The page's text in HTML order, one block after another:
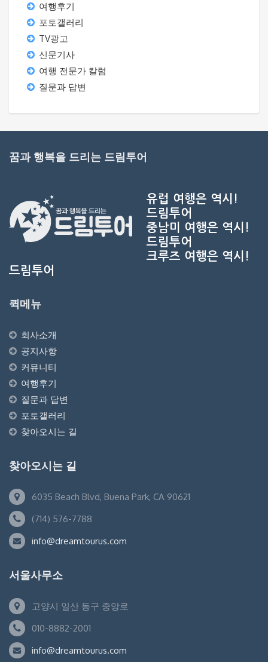
여행후기
포토갤러리
TV광고
신문기사
여행 전문가 칼럼
질문과 답변
꿈과 행복을 드리는 드림투어
유럽 여행은 역시!
드림투어
중남미 여행은 역시!
드림투어
크루즈 여행은 역시!
드림투어
퀵메뉴
회사소개
공지사항
커뮤니티
여행후기
질문과 답변
포토갤러리
찾아오시는 길
찾아오시는 길
6035 Beach Blvd, Buena Park, CA 90621
(714) 576-7788
info@dreamtourus.com
서울사무소
고양시 일산 동구 중앙로
010-8882-2001
info@dreamtourus.com